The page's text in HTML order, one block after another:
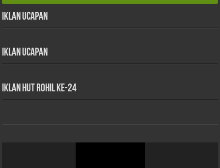
Iklan Ucapan
Iklan Ucapan
iklan HUT Rohil Ke-24